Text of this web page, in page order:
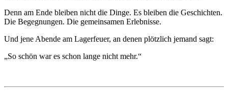
Denn am Ende bleiben nicht die Dinge. Es bleiben die Geschichten.
Die Begegnungen. Die gemeinsamen Erlebnisse.
Und jene Abende am Lagerfeuer, an denen plötzlich jemand sagt:
„So schön war es schon lange nicht mehr.“